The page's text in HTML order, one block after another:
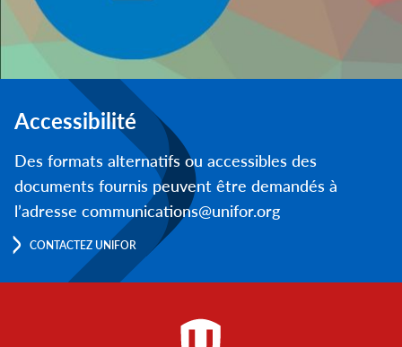
Accessibilité
Des formats alternatifs ou accessibles des
documents fournis peuvent être demandés à
l’adresse communications@unifor.org
CONTACTEZ UNIFOR